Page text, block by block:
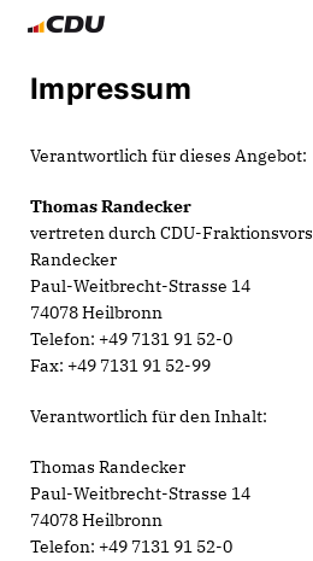
Impressum
Verantwortlich für dieses Angebot:
Thomas Randecker
vertreten durch CDU-
Randecker
Paul-Weitbrecht-Strasse 14
74078 Heilbronn
Telefon: +49 7131 91 52-0
Fax: +49 7131 91 52-99
Verantwortlich für den Inhalt:
Thomas Randecker
Paul-Weitbrecht-Strasse 14
74078 Heilbronn
Telefon: +49 7131 91 52-0